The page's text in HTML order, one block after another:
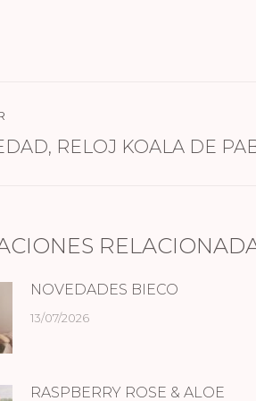
RELOJ KOALA DE
NOVEDADES BIECO
13/07/2026
RASPBERRY ROSE & ALOE